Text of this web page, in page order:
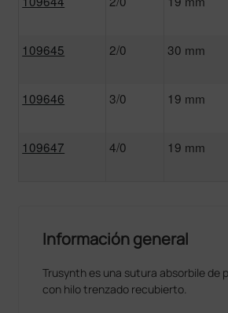
109645 2/0 30 mm
109646 3/0 19 mm
109647 4/0 19 mm
Información general
Trusynth es una sutura absorbile de
con hilo trenzado recubierto.